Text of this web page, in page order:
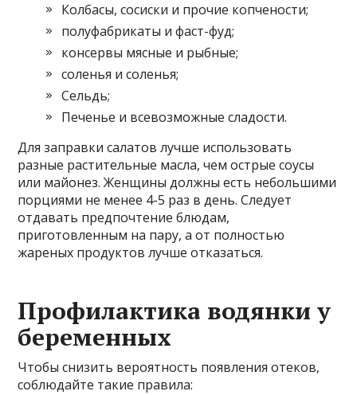
Колбасы, сосиски и прочие копчености;
полуфабрикаты и фаст-фуд;
консервы мясные и рыбные;
соленья и соленья;
Сельдь;
Печенье и всевозможные сладости.
Для заправки салатов лучше использовать
разные растительные масла, чем острые соусы
или майонез. Женщины должны есть небольшими
порциями не менее 4-5 раз в день. Следует
отдавать предпочтение блюдам,
приготовленным на пару, а от полностью
жареных продуктов лучше отказаться.
Профилактика водянки у
беременных
Чтобы снизить вероятность появления отеков,
соблюдайте такие правила: